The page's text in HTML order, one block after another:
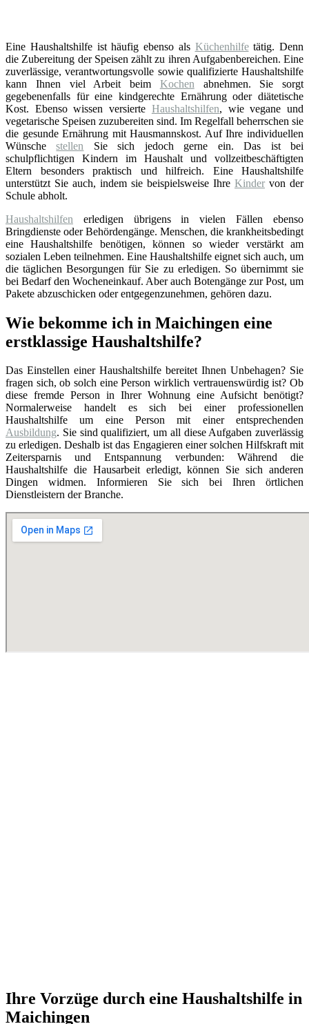
Eine Haushaltshilfe ist häufig ebenso als Küchenhilfetätig. Denn
die Zubereitung der Speisen zählt zu ihren Aufgabenbereichen. Eine
zuverlässige, verantwortungsvolle sowie qualifizierte Haushaltshilfe
kann Ihnen viel Arbeit beim Kochen abnehmen. Sie sorgt
gegebenenfalls für eine kindgerechte Ernährung oder diätetische
Kost. Ebenso wissen versierte Haushaltshilfen, wie vegane und
vegetarische Speisen zuzubereiten sind. Im Regelfall beherrschen sie
die gesunde Ernährung mit Hausmannskost. Auf Ihre individuellen
Wünschestellen Sie sich jedoch gerne ein. Das ist bei
schulpflichtigen Kindern im Haushalt und vollzeitbeschäftigten
Eltern besonders praktisch und hilfreich. Eine Haushaltshilfe
unterstützt Sie auch, indem sie beispielsweise Ihre Kinder von der
Schule abholt.
Haushaltshilfen erledigen übrigens in vielen Fällen ebenso
Bringdienste oder Behördengänge. Menschen, die krankheitsbedingt
eine Haushaltshilfe benötigen, können so wieder verstärkt am
sozialen Leben teilnehmen. Eine Haushaltshilfe eignet sich auch, um
die täglichen Besorgungen für Sie zu erledigen. So übernimmt sie
bei Bedarf den Wocheneinkauf. Aber auch Botengänge zur Post, um
Pakete abzuschicken oder entgegenzunehmen, gehören dazu.
Wie bekomme ich in Maichingen eine
erstklassige Haushaltshilfe?
Das Einstellen einer Haushaltshilfe bereitet Ihnen Unbehagen? Sie
fragen sich, ob solch eine Person wirklich vertrauenswürdig ist? Ob
diese fremde Person in Ihrer Wohnung eine Aufsicht benötigt?
Normalerweise handelt es sich bei einer professionellen
Haushaltshilfe um eine Person mit einer entsprechenden
Ausbildung. Sie sind qualifiziert, um all diese Aufgaben zuverlässig
zu erledigen. Deshalb ist das Engagieren einer solchen Hilfskraft mit
Zeitersparnis und Entspannung verbunden: Während die
Haushaltshilfe die Hausarbeit erledigt, können Sie sich anderen
Dingen widmen. Informieren Sie sich bei Ihren örtlichen
Dienstleistern der Branche.
Ihre Vorzüge durch eine Haushaltshilfe in
Maichingen